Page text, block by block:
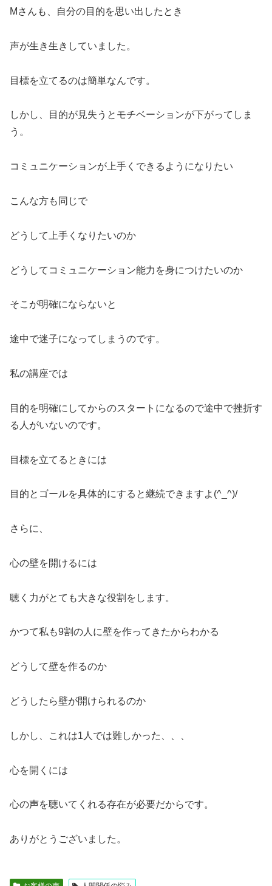
Mさんも、自分の目的を思い出したとき
声が生き生きしていました。
目標を立てるのは簡単なんです。
しかし、目的が見失うとモチベーションが下がってしま
う。
コミュニケーションが上手くできるようになりたい
こんな方も同じで
どうして上手くなりたいのか
どうしてコミュニケーション能力を身につけたいのか
そこが明確にならないと
途中で迷子になってしまうのです。
私の講座では
目的を明確にしてからのスタートになるので途中で挫折す
る人がいないのです。
目標を立てるときには
目的とゴールを具体的にすると継続できますよ(^_^)/
さらに、
心の壁を開けるには
聴く力がとても大きな役割をします。
かつて私も9割の人に壁を作ってきたからわかる
どうして壁を作るのか
どうしたら壁が開けられるのか
しかし、これは1人では難しかった、、、
心を開くには
心の声を聴いてくれる存在が必要だからです。
ありがとうございました。